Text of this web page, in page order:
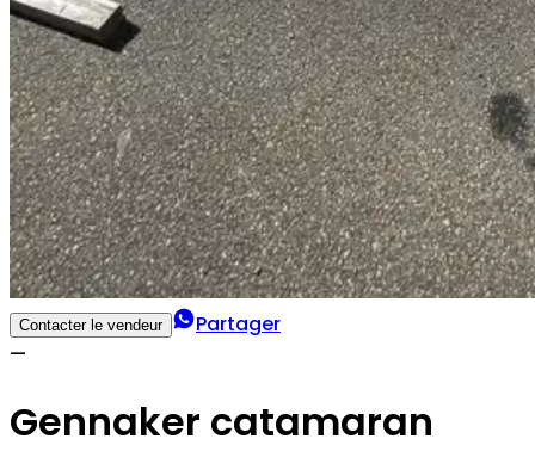
Contacter le vendeur
Partager
—
Gennaker catamaran